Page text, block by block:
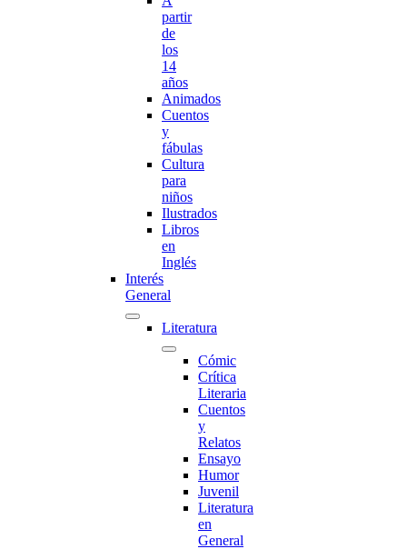
partir
de
los
14
años
Animados
Cuentos
y
fábulas
Cultura
para
niños
Ilustrados
Libros
en
Inglés
Interés
General
Literatura
Cómic
Crítica
Literaria
Cuentos
y
Relatos
Ensayo
Humor
Juvenil
Literatura
en
General